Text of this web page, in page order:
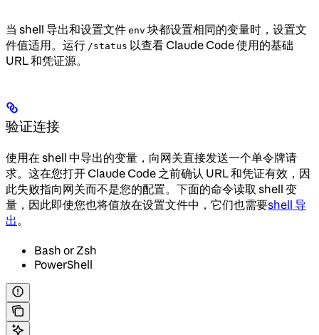
当 shell 导出和设置文件 env 块都设置相同的变量时，设置文
件值适用。运行 /status 以查看 Claude Code 使用的基础
URL 和凭证源。
验证连接
使用在 shell 中导出的变量，向网关直接发送一个单令牌请
求。这在您打开 Claude Code 之前确认 URL 和凭证有效，因
此失败指向网关而不是您的配置。下面的命令读取 shell 变
量，因此即使您也将值放在设置文件中，它们也需要shell 导
出。
Bash or Zsh
PowerShell